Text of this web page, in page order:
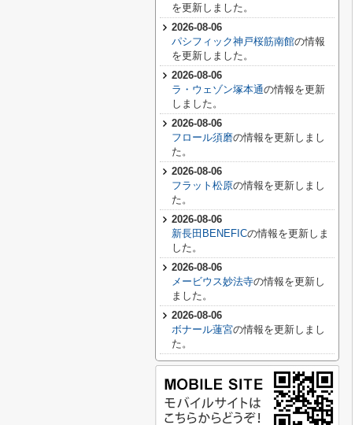
を更新しました。
2026-08-06
パシフィック神戸桜筋南館の情報
を更新しました。
2026-08-06
ラ・ウェゾン塚本通の情報を更新
しました。
2026-08-06
フロール須磨の情報を更新しまし
た。
2026-08-06
フラット松原の情報を更新しまし
た。
2026-08-06
新長田BENEFICの情報を更新しま
した。
2026-08-06
メービウス妙法寺の情報を更新し
ました。
2026-08-06
ボナール蓮宮の情報を更新しまし
た。